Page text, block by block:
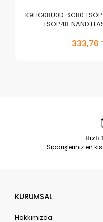
K9F1G08U0D-SCB0
TSOP48, NAND
333,76
Siparişleriniz en
KURUMSAL
Hakkımızda